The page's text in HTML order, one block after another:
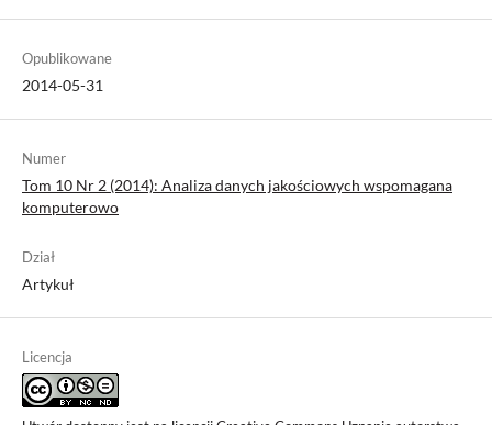
Opublikowane
2014-05-31
Numer
Tom 10 Nr 2 (2014): Analiza danych jakościowych wspomagana
komputerowo
Dział
Artykuł
Licencja